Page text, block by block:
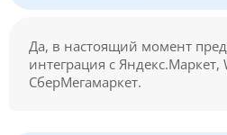
Да, в настоящий момент
интеграция с Яндекс.Маркет,
СберМегамаркет.